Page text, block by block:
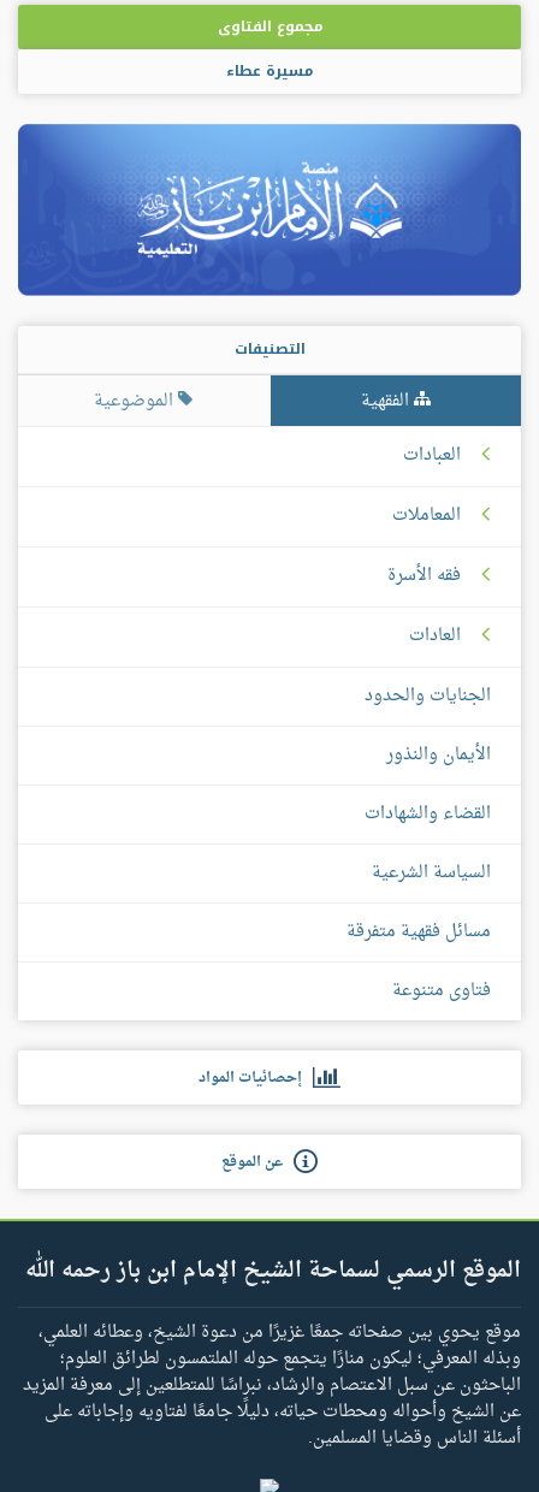
مجموع الفتاوى
مسيرة عطاء
التصنيفات
الفقهية
الموضوعية
العبادات
المعاملات
فقه الأسرة
العادات
الجنايات والحدود
الأيمان والنذور
القضاء والشهادات
السياسة الشرعية
مسائل فقهية متفرقة
فتاوى متنوعة
إحصائيات المواد
عن الموقع
الموقع الرسمي لسماحة الشيخ الإمام ابن باز رحمه الله
موقع يحوي بين صفحاته جمعًا غزيرًا من دعوة الشيخ، وعطائه العلمي،
وبذله المعرفي؛ ليكون منارًا يتجمع حوله الملتمسون لطرائق العلوم؛
الباحثون عن سبل الاعتصام والرشاد، نبراسًا للمتطلعين إلى معرفة المزيد
عن الشيخ وأحواله ومحطات حياته، دليلًا جامعًا لفتاويه وإجاباته على
أسئلة الناس وقضايا المسلمين.